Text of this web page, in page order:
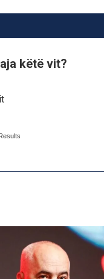
këtë vit?